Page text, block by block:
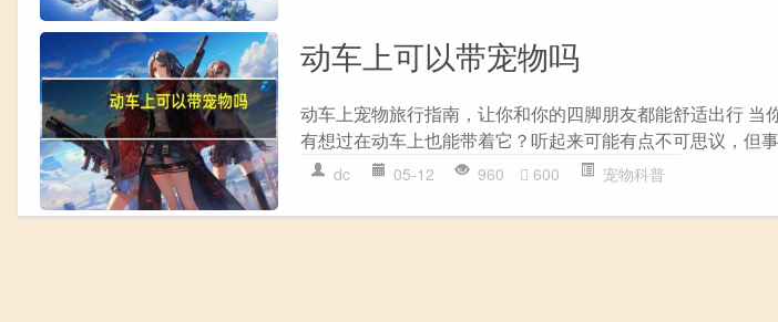
动车上可以带宠物吗
动车上宠物旅行指南，让你和你的四脚朋友都能舒适出行 当
有想过在动车上也能带着它？听起来可能有点不可思议，但
dc 05-12 960 600 宠物科普